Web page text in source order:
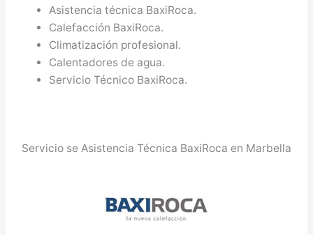
Asistencia técnica BaxiRoca.
Calefacción BaxiRoca.
Climatización profesional.
Calentadores de agua.
Servicio Técnico BaxiRoca.
Servicio se Asistencia Técnica BaxiRoca en Marbella